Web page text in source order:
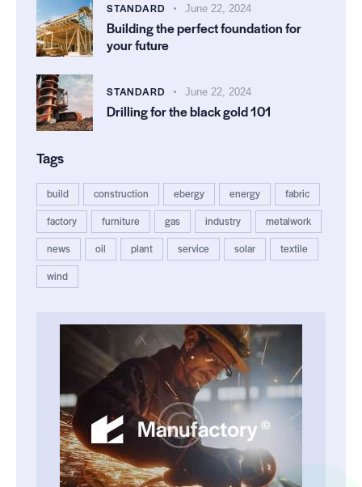
STANDARD June 22, 2024
Building the perfect foundation for
your future
STANDARD June 22, 2024
Drilling for the black gold 101
Tags
build construction ebergy energy
fabric
factory
furniture gas industry
metalwork
news
oil plant service solar
textile
wind